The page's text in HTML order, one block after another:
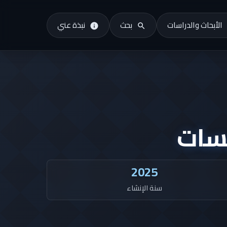
الأبحاث والدراسات بحث نبذة عني
2025
سنة الإنشاء